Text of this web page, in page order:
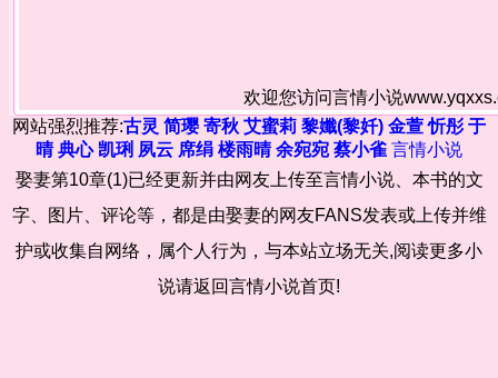
欢迎您访问言情小说
网站强烈推荐:古灵 简璎 寄秋 艾蜜莉 黎孅(黎奷) 金萱 忻彤 于
晴 典心 凯琍 夙云 席绢 楼雨晴 余宛宛 蔡小雀 言情小说
娶妻第10章(1)已经更新并由网友上传至言情小说、本书的文
字、图片、评论等，都是由娶妻的网友FANS发表或上传并维
护或收集自网络，属个人行为，与本站立场无关,阅读更多小
说请返回言情小说首页!